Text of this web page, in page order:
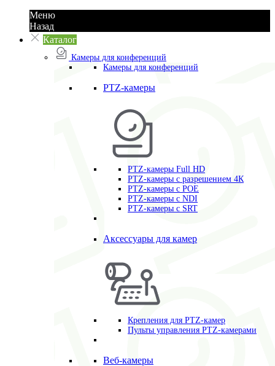
Меню
Назад
Каталог
Камеры для конференций
Камеры для конференций
PTZ-камеры
PTZ-камеры Full HD
PTZ-камеры с разрешением 4К
PTZ-камеры с POE
PTZ-камеры c NDI
PTZ-камеры с SRT
Аксессуары для камер
Крепления для PTZ-камер
Пульты управления PTZ-камерами
Веб-камеры